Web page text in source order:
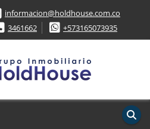
informacion@holdhouse.com.co
3461662
+573165073935